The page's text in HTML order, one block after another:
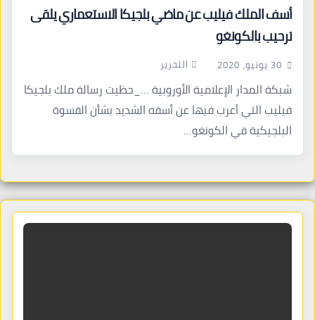
أسف الملك فيليب عن ماضي بلجيكا الاستعماري يلقى
ترحيب بالكونغو
30 يونيو، 2020 التحرير
شبكة المدار الإعلامية الأوروبية …_حظيت رسالة ملك بلجيكا
فيليب التي أعرب فيها عن أسفه الشديد بشأن القسوة
البلجيكية في الكونغو…